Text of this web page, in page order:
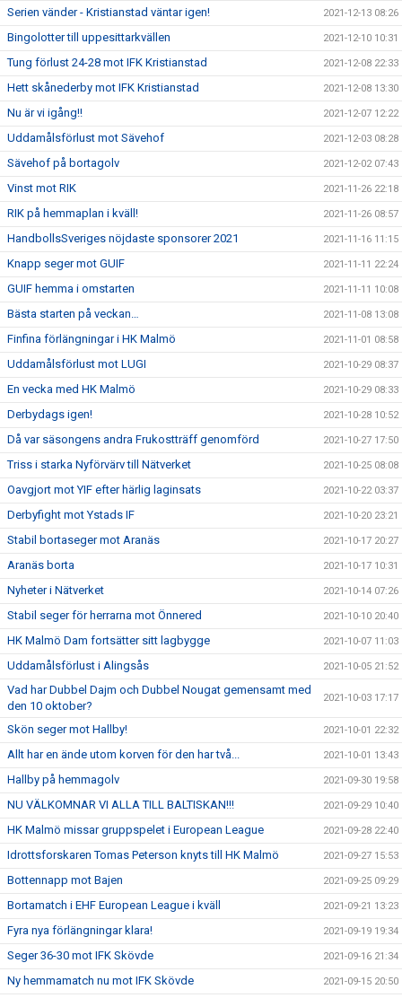
Serien vänder - Kristianstad väntar igen! 2021-12-13 08:26
Bingolotter till uppesittarkvällen 2021-12-10 10:31
Tung förlust 24-28 mot IFK Kristianstad 2021-12-08 22:33
Hett skånederby mot IFK Kristianstad 2021-12-08 13:30
Nu är vi igång!! 2021-12-07 12:22
Uddamålsförlust mot Sävehof 2021-12-03 08:28
Sävehof på bortagolv 2021-12-02 07:43
Vinst mot RIK 2021-11-26 22:18
RIK på hemmaplan i kväll! 2021-11-26 08:57
HandbollsSveriges nöjdaste sponsorer 2021 2021-11-16 11:15
Knapp seger mot GUIF 2021-11-11 22:24
GUIF hemma i omstarten 2021-11-11 10:08
Bästa starten på veckan… 2021-11-08 13:08
Finfina förlängningar i HK Malmö 2021-11-01 08:58
Uddamålsförlust mot LUGI 2021-10-29 08:37
En vecka med HK Malmö 2021-10-29 08:33
Derbydags igen! 2021-10-28 10:52
Då var säsongens andra Frukostträff genomförd 2021-10-27 17:50
Triss i starka Nyförvärv till Nätverket 2021-10-25 08:08
Oavgjort mot YIF efter härlig laginsats 2021-10-22 03:37
Derbyfight mot Ystads IF 2021-10-20 23:21
Stabil bortaseger mot Aranäs 2021-10-17 20:27
Aranäs borta 2021-10-17 10:31
Nyheter i Nätverket 2021-10-14 07:26
Stabil seger för herrarna mot Önnered 2021-10-10 20:40
HK Malmö Dam fortsätter sitt lagbygge 2021-10-07 11:03
Uddamålsförlust i Alingsås 2021-10-05 21:52
Vad har Dubbel Dajm och Dubbel Nougat gemensamt med
den 10 oktober?
2021-10-03 17:17
Skön seger mot Hallby! 2021-10-01 22:32
Allt har en ände utom korven för den har två... 2021-10-01 13:43
Hallby på hemmagolv 2021-09-30 19:58
NU VÄLKOMNAR VI ALLA TILL BALTISKAN!!! 2021-09-29 10:40
HK Malmö missar gruppspelet i European League 2021-09-28 22:40
Idrottsforskaren Tomas Peterson knyts till HK Malmö 2021-09-27 15:53
Bottennapp mot Bajen 2021-09-25 09:29
Bortamatch i EHF European League i kväll 2021-09-21 13:23
Fyra nya förlängningar klara! 2021-09-19 19:34
Seger 36-30 mot IFK Skövde 2021-09-16 21:34
Ny hemmamatch nu mot IFK Skövde 2021-09-15 20:50